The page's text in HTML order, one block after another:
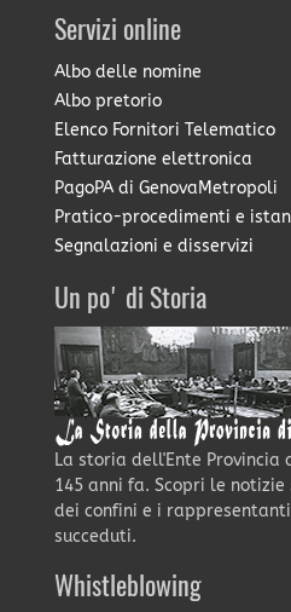
Servizi online
Albo delle nomine
Albo pretorio
Elenco Fornitori Telematico
Fatturazione elettronica
PagoPA di GenovaMetropoli
Pratico-procedimenti e
Segnalazioni e disservizi
Un po' di Storia
La storia dell'Ente Provincia
145 anni fa. Scopri le notizie
dei confini e i
succeduti.
Whistleblowing